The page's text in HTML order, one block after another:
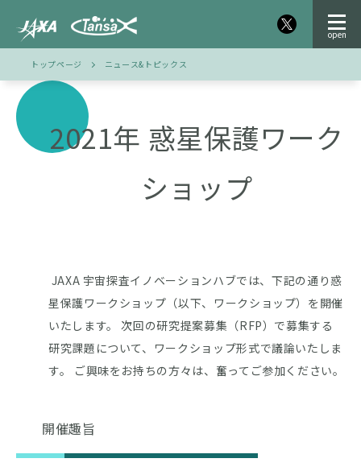
トップページ ニュース&トピックス
2021年 惑星保護ワーク
ショップ
JAXA 宇宙探査イノベーションハブでは、下記の通り惑
星保護ワークショップ（以下、ワークショップ）を開催
いたします。 次回の研究提案募集（RFP）で募集する
研究課題について、ワークショップ形式で議論いたしま
す。 ご興味をお持ちの方々は、奮ってご参加ください。
開催趣旨